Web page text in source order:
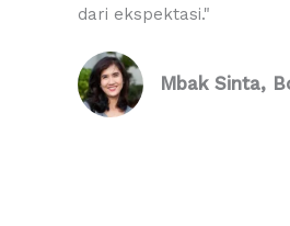
o
t
dari ekspektasi."
Mbak Sinta,